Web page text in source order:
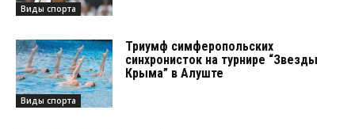
Виды спорта
Виды спорта
Триумф симферопольских
синхронисток на турнире “Звезды
Крыма” в Алуште